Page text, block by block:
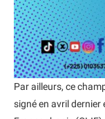
Par ailleurs, ce
signé en avril dernier